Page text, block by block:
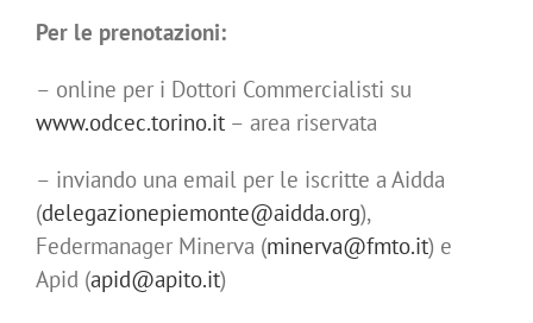
Per le prenotazioni:
– online per i Dottori Commercialisti su
www.odcec.torino.it – area riservata
– inviando una email per le iscritte a Aidda
(delegazionepiemonte@aidda.org),
Federmanager Minerva (minerva@fmto.it) e
Apid (apid@apito.it)